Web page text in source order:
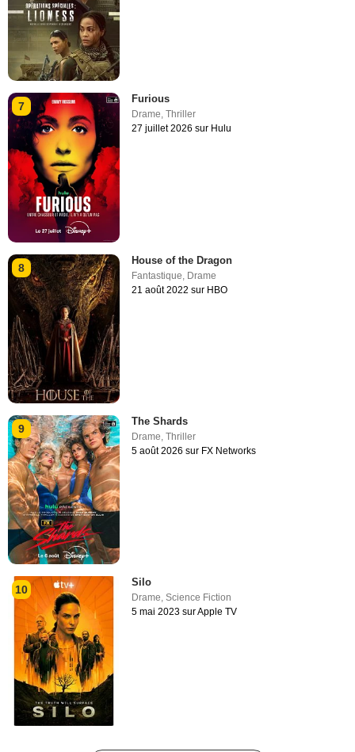
7
Furious
Drame,Thriller
27 juillet 2026 sur Hulu
8
House of the Dragon
Fantastique Drame
21 août 2022 sur HBO
9
The Shards
Drame,Thriller
5 août 2026 sur FX Networks
10
Silo
Drame,Science Fiction
5 mai 2023 sur Apple TV